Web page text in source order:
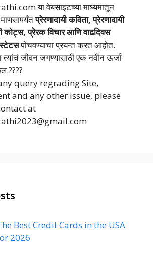
या वेबसाइटच्या माध्यमातून
प्रेरणादायी कविता, प्रेरणादायी
कोट्स, प्रेरक विचार आणि वाढदिवस
पोचवण्याचा प्रयन्त करत आहोत.
जीवन जगण्यासाठी एक नवीन ऊर्जा
query regrading Site,
and any other issue, please
at
Best Credit Cards in the USA
2026